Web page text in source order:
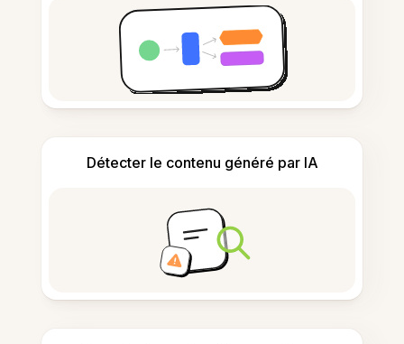
Détecter le contenu généré par IA